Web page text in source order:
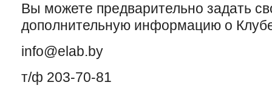
Вы можете предварительно задать
дополнительную информацию о
info@elab.by
т/ф 203-70-81